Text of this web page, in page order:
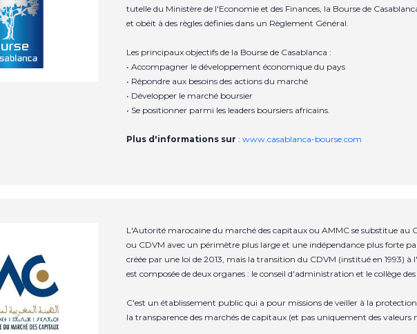
tutelle du Ministère de l'Economie et des Finances, la Bourse de
et obéit à des règles définies dans un Règlement Général.
Les principaux objectifs de la Bourse de Casablanca :
• Accompagner le développement économique du pays
• Répondre aux besoins des actions du marché
• Développer le marché boursier
• Se positionner parmi les leaders boursiers africains.
Plus d'informations sur : www.casablanca-bourse.com
L'Autorité marocaine du marché des capitaux ou AMMC se substitue au
ou CDVM avec un périmètre plus large et une indépendance plus forte
créée par une loi de 2013, mais la transition du CDVM (institué en 1993)
est composée de deux organes : le conseil d'administration et le collège
C'est un établissement public qui a pour missions de veiller à la
la transparence des marchés de capitaux (et pas uniquement des valeurs